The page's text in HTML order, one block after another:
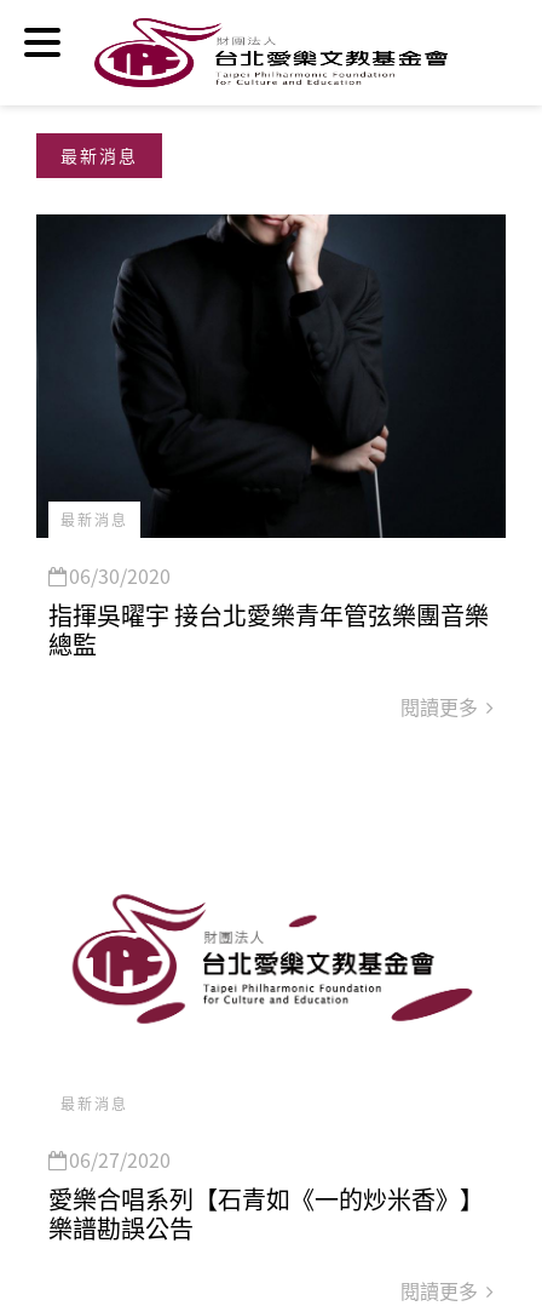
最新消息
最新消息
06/30/2020
指揮吳曜宇 接台北愛樂青年管弦樂團音樂
總監
閱讀更多
最新消息
06/27/2020
愛樂合唱系列【石青如《一的炒米香》】
樂譜勘誤公告
閱讀更多